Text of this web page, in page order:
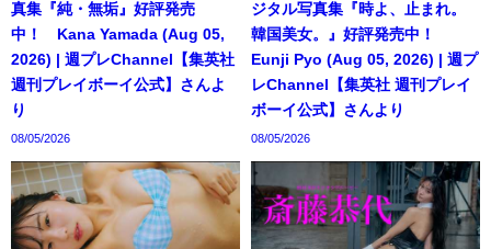
真集『純・無垢』好評発売
中！ Kana Yamada (Aug 05,
2026) | 週プレChannel【集英社
週刊プレイボーイ公式】さんよ
り
08/05/2026
ジタル写真集『時よ、止まれ。
韓国美女。』好評発売中！
Eunji Pyo (Aug 05, 2026) | 週プ
レChannel【集英社 週刊プレイ
ボーイ公式】さんより
08/05/2026